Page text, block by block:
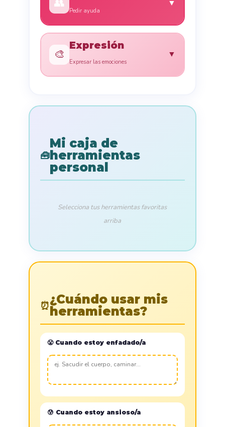
👥
Pedir ayuda
▼
🎨
Expresión
Expresar las emociones
▼
🧰
Mi caja de
herramientas
personal
Selecciona tus herramientas favoritas
arriba
⏰¿Cuándo usar mis
herramientas?
😤 Cuando estoy enfadado/a
😰 Cuando estoy ansioso/a